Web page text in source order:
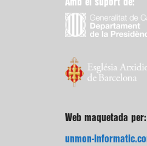
Amb el suport de:
Web maquetada per:
unmon-